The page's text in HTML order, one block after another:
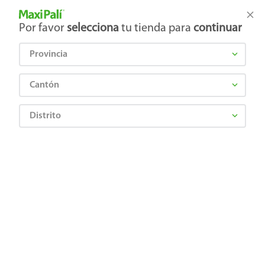
Tienda Maxi Palí
Por favor selecciona tu tienda para continuar
Provincia
Cantón
Distrito